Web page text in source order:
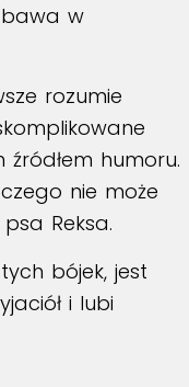
w
rozumie
źródłem humoru.
nie może
Reksa.
bójek, jest
i lubi